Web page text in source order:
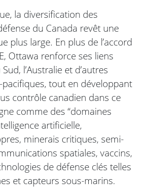
la diversification des
du Canada revêt une
plus large. En plus de l’accord
Ottawa renforce ses liens
l’Australie et d’autres
tout en développant
contrôle canadien dans ce
comme des “domaines
artificielle,
minerais critiques, semi-
spatiales, vaccins,
de défense clés telles
et capteurs sous-marins.